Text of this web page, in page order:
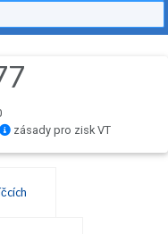
zásady pro zisk VT